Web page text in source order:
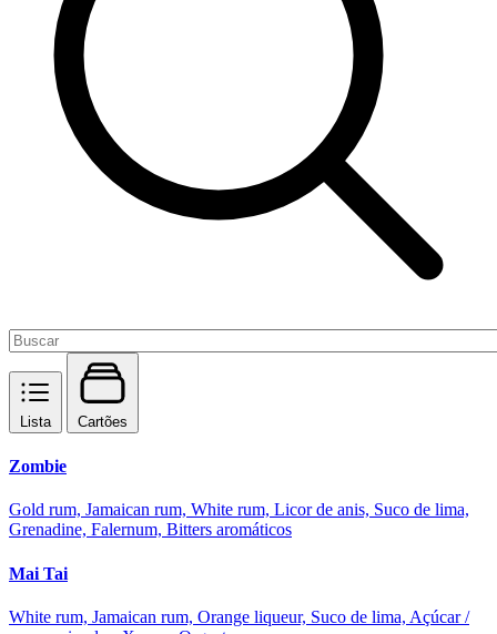
Lista Cartões
Zombie
Gold rum, Jamaican rum, White rum, Licor de anis, Suco de lima,
Grenadine, Falernum, Bitters aromáticos
Mai Tai
White rum, Jamaican rum, Orange liqueur, Suco de lima, Açúcar /